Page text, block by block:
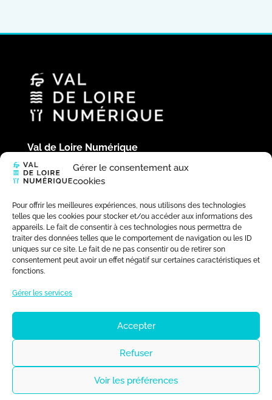
Gérer le consentement aux
cookies
Pour offrir les meilleures expériences, nous utilisons des technologies
telles que les cookies pour stocker et/ou accéder aux informations des
appareils. Le fait de consentir à ces technologies nous permettra de
traiter des données telles que le comportement de navigation ou les ID
uniques sur ce site. Le fait de ne pas consentir ou de retirer son
consentement peut avoir un effet négatif sur certaines caractéristiques et
fonctions.
Gérer les services
Accepter
Refuser
Voir les préférences
Val de Loire Numérique
Hôtel du Département
Place de la République
41020 Blois Cedex
02 54 58 44 39